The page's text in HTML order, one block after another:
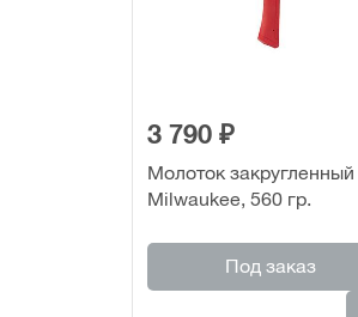
3 790 ₽
Молоток закругленный
Milwaukee, 560 гр.
Под заказ